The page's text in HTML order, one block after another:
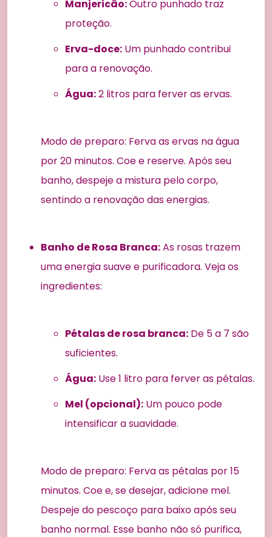
Manjericão:Outro punhado traz
proteção.
Erva-doce: Um punhado contribui
para a renovação.
Água:2 litros para ferver as ervas.
Modo de preparo: Ferva as ervas na água
por 20 minutos. Coe e reserve. Após seu
banho, despeje a mistura pelo corpo,
sentindo a renovação das energias.
Banho de Rosa Branca:As rosas trazem
uma energia suave e purificadora. Veja os
ingredientes:
Pétalas de rosa branca: De 5 a 7 são
suficientes.
Água: Use 1 litro para ferver as pétalas.
Mel (opcional): Um pouco pode
intensificar a suavidade.
Modo de preparo: Ferva as pétalas por 15
minutos. Coe e, se desejar, adicione mel.
Despeje do pescoço para baixo após seu
banho normal. Esse banho não só purifica,